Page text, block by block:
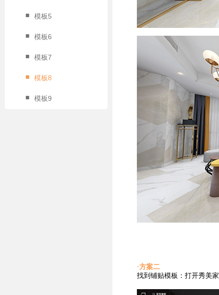
■ 模板5
■ 模板6
■ 模板7
■ 模板8
■ 模板9
·方案二
找到铺贴模板：打开秀美